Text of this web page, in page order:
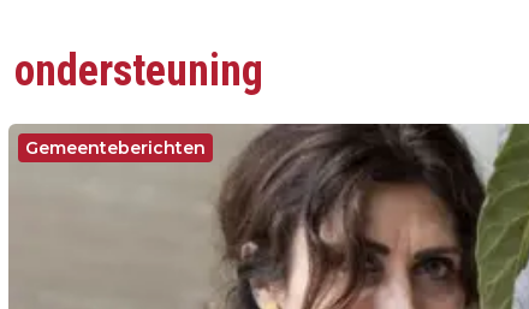
ondersteuning
Gemeenteberichten